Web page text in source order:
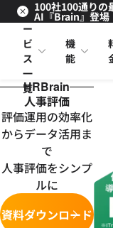
100社100通りの
AI『Brain』登場
サ
ー
ビ
ス
一
覧
機
能
HRBrain
人事評価
評価運用の効率化
からデータ活用ま
で
人事評価をシンプ
ルに
資料ダウンロード